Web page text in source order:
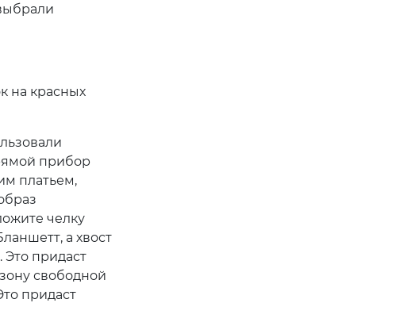
на красных
прибор
платьем,
челку
а хвост
придаст
свободной
придаст